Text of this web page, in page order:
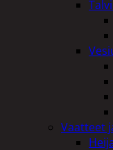
Vaatteet